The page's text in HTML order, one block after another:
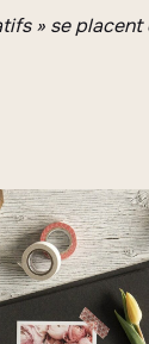
» se placent